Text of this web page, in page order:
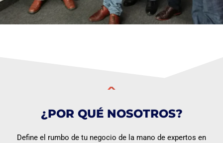
¿POR QUÉ NOSOTROS?
Define el rumbo de tu negocio de la mano de expertos en